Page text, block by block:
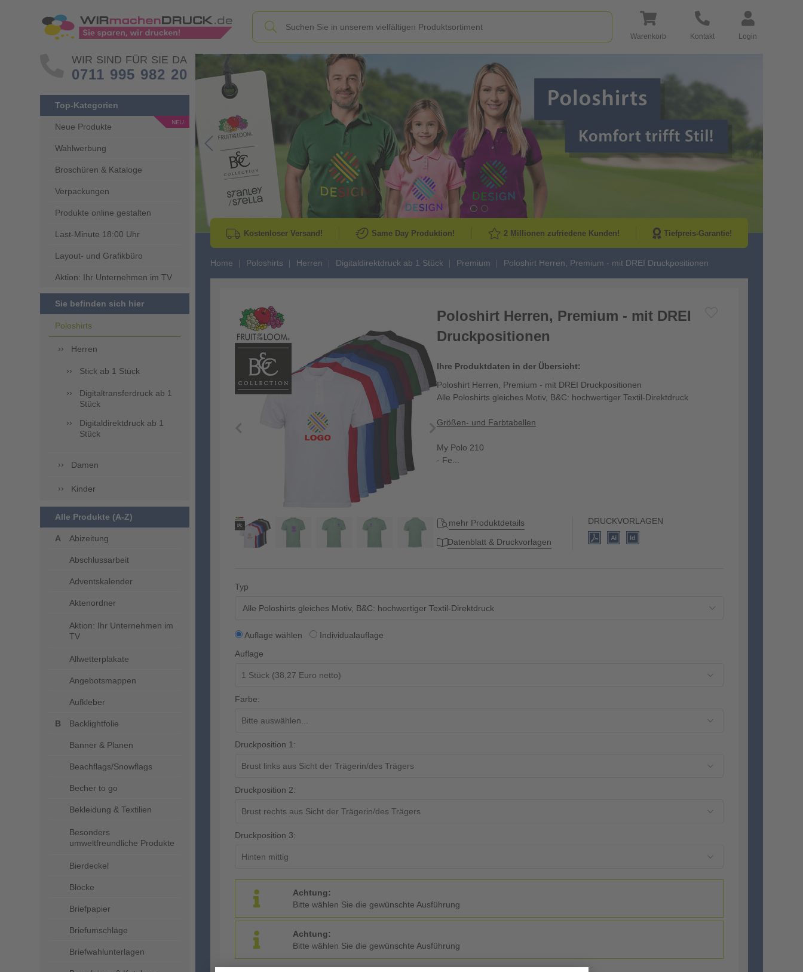
Warenkorb Kontakt Login
WIR SIND FÜR SIE DA
0711 995 982 20
Top-Kategorien
Neue Produkte
Wahlwerbung
Broschüren & Kataloge
Verpackungen
Produkte online gestalten
Last-Minute 18:00 Uhr
Layout- und Grafikbüro
Aktion: Ihr Unternehmen im TV
Sie befinden sich hier
Poloshirts
Herren
Stick ab 1 Stück
Digitaltransferdruck ab 1
Stück
Digitaldirektdruck ab 1
Stück
Damen
Kinder
Alle Produkte (A-Z)
Abizeitung
Abschlussarbeit
Adventskalender
Aktenordner
Aktion: Ihr Unternehmen im
TV
Allwetterplakate
Angebotsmappen
Aufkleber
Backlightfolie
Banner & Planen
Beachflags/Snowflags
Becher to go
Bekleidung & Textilien
Besonders
umweltfreundliche Produkte
Bierdeckel
Blöcke
Briefpapier
Briefumschläge
Briefwahlunterlagen
Go to Previous Slide Go to Next
Kostenloser Versand! Same Day Produktion! 2 Millionen zufriedene Kunden! Tiefpreis-Garantie!
Home Poloshirts Herren Digitaldirektdruck ab 1 Stück Premium Poloshirt Herren, Premium - mit DREI Druckpositionen
Poloshirt Herren, Premium - mit DREI
Druckpositionen
Ihre Produktdaten in der Übersicht:
Poloshirt Herren, Premium - mit DREI Druckpositionen
Alle Poloshirts gleiches Motiv, B&C: hochwertiger Textil-Direktdruck
Größen- und Farbtabellen
My Polo 210
- Fe...
mehr Produktdetails
Datenblatt & Druckvorlagen
DRUCKVORLAGEN
Typ
Alle Poloshirts gleiches Motiv, B&C: hochwertiger Textil-Direktdruck
Auflage wählen
Individualauflage
Auflage
Farbe:
Druckposition 1:
Druckposition 2:
Druckposition 3:
Achtung:
Bitte wählen Sie die gewünschte Ausführung
Achtung:
Bitte wählen Sie die gewünschte Ausführung